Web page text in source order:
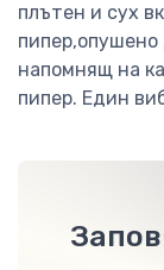
плътен и сух
напомнящ на
пипер. Един